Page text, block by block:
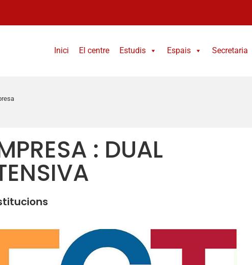
Inici El centre Estudis Espais Secretaria
: DUAL